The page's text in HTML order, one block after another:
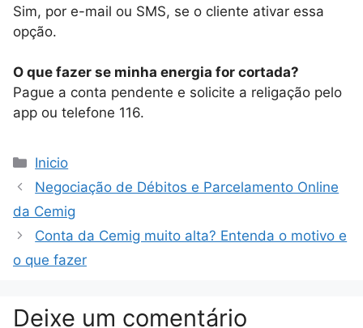
Sim, por e-mail ou SMS, se o cliente ativar essa
opção.
O que fazer se minha energia for cortada?
Pague a conta pendente e solicite a religação pelo
app ou telefone 116.
Categorias
Inicio
Negociação de Débitos e Parcelamento Online
da Cemig
Conta da Cemig muito alta? Entenda o motivo e
o que fazer
Deixe um comentário